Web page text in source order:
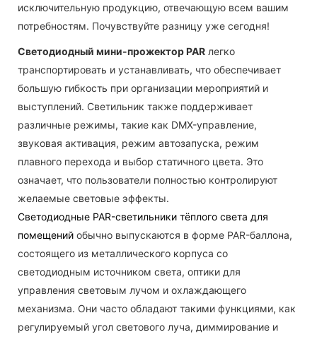
исключительную продукцию, отвечающую всем вашим
потребностям. Почувствуйте разницу уже сегодня!
Светодиодный мини-прожектор PAR легко
транспортировать и устанавливать, что обеспечивает
большую гибкость при организации мероприятий и
выступлений. Светильник также поддерживает
различные режимы, такие как DMX-управление,
звуковая активация, режим автозапуска, режим
плавного перехода и выбор статичного цвета. Это
означает, что пользователи полностью контролируют
желаемые световые эффекты.
Светодиодные PAR-светильники тёплого света для
помещений обычно выпускаются в форме PAR-баллона,
состоящего из металлического корпуса со
светодиодным источником света, оптики для
управления световым лучом и охлаждающего
механизма. Они часто обладают такими функциями, как
регулируемый угол светового луча, диммирование и